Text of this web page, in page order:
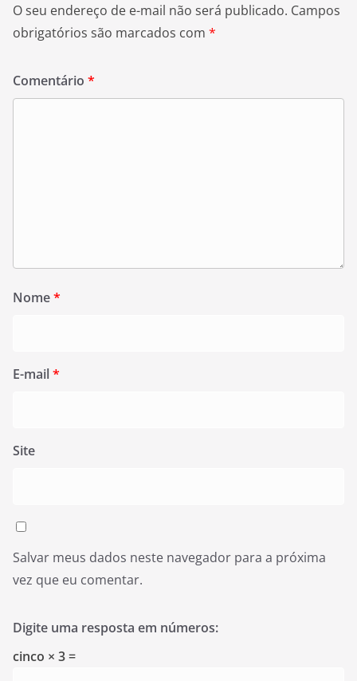
O seu endereço de e-mail não será publicado. Campos
obrigatórios são marcados com *
Comentário *
Nome*
E-mail*
Site
Salvar meus dados neste navegador para a próxima
vez que eu comentar.
Digite uma resposta em números:
cinco × 3 =